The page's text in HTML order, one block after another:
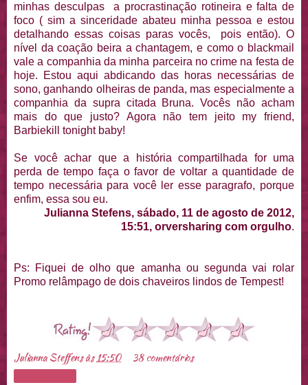
minhas desculpas a procrastinação rotineira e falta de
foco ( sim a sinceridade abateu minha pessoa e estou
detalhando essas coisas paras vocês, pois então). O
nível da coação beira a chantagem, e como o blackmail
vale a companhia da minha parceira no crime na festa de
hoje. Estou aqui abdicando das horas necessárias de
sono, ganhando olheiras de panda, mas especialmente a
companhia da supra citada Bruna. Vocês não acham
mais do que justo? Agora não tem jeito my friend,
Barbiekill tonight baby!
Se você achar que a história compartilhada for uma
perda de tempo faça o favor de voltar a quantidade de
tempo necessária para você ler esse paragrafo, porque
enfim, essa sou eu.
Julianna Stefens, sábado, 11 de agosto de 2012,
15:51, orversharing com orgulho.
Ps: Fiquei de olho que amanha ou segunda vai rolar
Promo relâmpago de dois chaveiros lindos de Tempest!
Julianna Steffensàs 15:50 38 comentários